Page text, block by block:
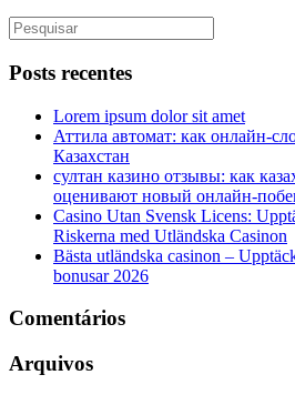
Posts recentes
Lorem ipsum dolor sit amet
Аттила автомат: как
Казахстан
султан казино отзывы: как
оценивают новый
Casino Utan Svensk Licens:
Riskerna med Utländska Casinon
Bästa utländska casinon –
bonusar 2026
Comentários
Arquivos